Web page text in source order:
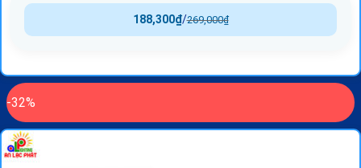
269,000₫
/
188,300₫
-32%